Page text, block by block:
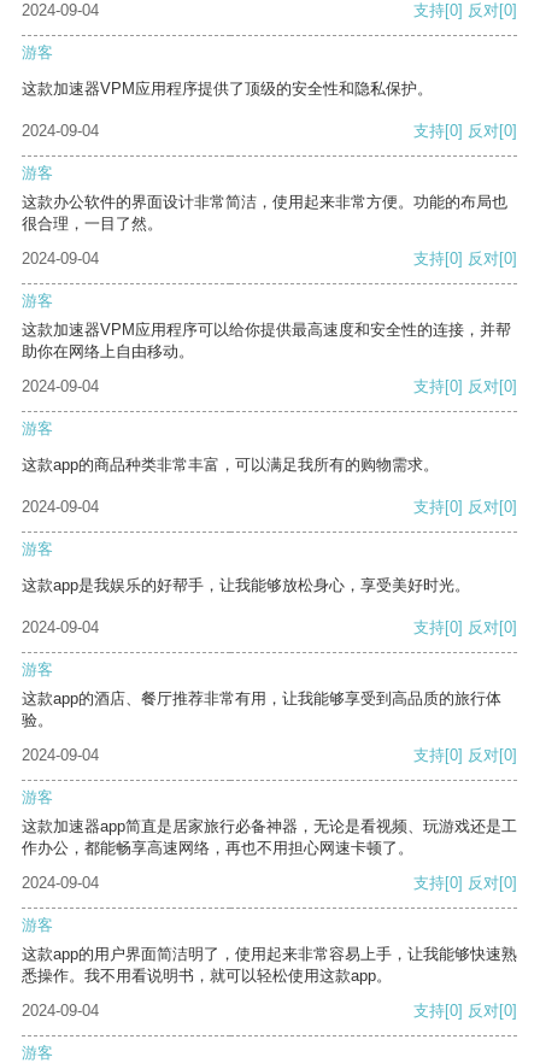
2024-09-04
支持[0] 反对[0]
游客
这款加速器VPM应用程序提供了顶级的安全性和隐私保护。
2024-09-04 支持[0] 反对[0]
游客
这款办公软件的界面设计非常简洁，使用起来非常方便。功能的布局也
很合理，一目了然。
2024-09-04
支持[0] 反对[0]
游客
这款加速器VPM应用程序可以给你提供最高速度和安全性的连接，并帮
助你在网络上自由移动。
2024-09-04
支持[0] 反对[0]
游客
这款app的商品种类非常丰富，可以满足我所有的购物需求。
2024-09-04 支持[0] 反对[0]
游客
这款app是我娱乐的好帮手，让我能够放松身心，享受美好时光。
2024-09-04 支持[0] 反对[0]
游客
这款app的酒店、餐厅推荐非常有用，让我能够享受到高品质的旅行体
验。
2024-09-04
支持[0] 反对[0]
游客
这款加速器app简直是居家旅行必备神器，无论是看视频、玩游戏还是工
作办公，都能畅享高速网络，再也不用担心网速卡顿了。
2024-09-04
支持[0] 反对[0]
游客
这款app的用户界面简洁明了，使用起来非常容易上手，让我能够快速熟
悉操作。我不用看说明书，就可以轻松使用这款app。
2024-09-04
支持[0] 反对[0]
游客